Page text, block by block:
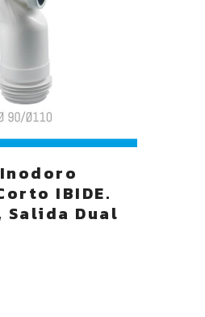
IBIDE.
Dual